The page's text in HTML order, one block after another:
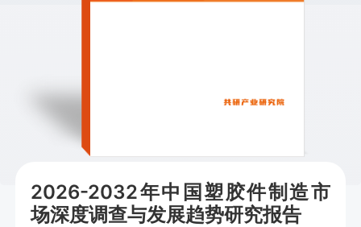
2026-2032年中国塑胶件制造市
场深度调查与发展趋势研究报告